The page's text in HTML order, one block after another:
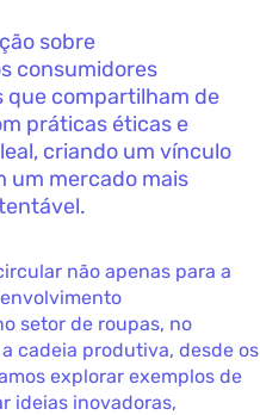
sobre
consumidores
que compartilham de
práticas éticas e
criando um vínculo
um mercado mais
não apenas para a
setor de roupas, no
cadeia produtiva, desde os
explorar exemplos de
ideias inovadoras,